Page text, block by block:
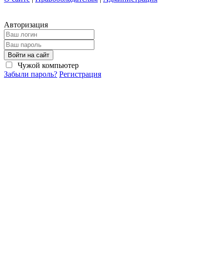
Авторизация
Войти на сайт
Чужой компьютер
Забыли пароль? Регистрация